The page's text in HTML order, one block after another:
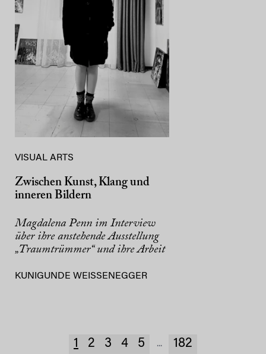
VISUAL ARTS
Zwischen Kunst, Klang und
inneren Bildern
Magdalena Penn im Interview
über ihre anstehende Ausstellung
„Traumtrümmer“ und ihre Arbeit
KUNIGUNDE WEISSENEGGER
1 2 3 4 5 ... 182